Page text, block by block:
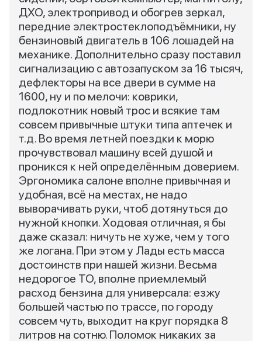
ДХО, электропривод и обогрев зеркал,
передние электростеклоподъёмники, ну
бензиновый двигатель в 106 лошадей на
механике. Дополнительно сразу поставил
сигнализацию с автозапуском за 16 тысяч,
дефлекторы на все двери в сумме на
1600, ну и по мелочи: коврики,
подлокотник новый трос и всякие там
совсем привычные штуки типа аптечек и
т.д. Во время летней поездки к морю
прочувствовал машину всей душой и
проникся к ней определённым доверием.
Эргономика салоне вполне привычная и
удобная, всё на местах, не надо
выворачивать руки, чтоб дотянуться до
нужной кнопки. Ходовая отличная, я бы
даже сказал: ничуть не хуже, чем у того
же логана. При этом у Лады есть масса
достоинств при нашей жизни. Весьма
недорогое ТО, вполне приемлемый
расход бензина для универсала: езжу
большей частью по трассе, по городу
совсем чуть, выходит на круг порядка 8
литров на сотню. Поломок никаких за